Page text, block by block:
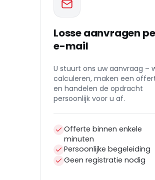
Losse aanvragen
e-mail
U stuurt ons uw aanvraag –
calculeren, maken een
en handelen de opdracht
persoonlijk voor u af.
Offerte binnen enkele
minuten
Persoonlijke begeleiding
Geen registratie nodig